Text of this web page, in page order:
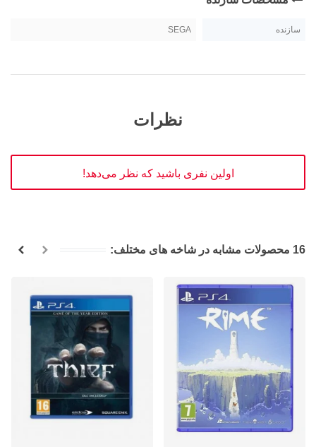
سازنده SEGA
نظرات
اولین نفری باشید که نظر می‌دهد!
16 محصولات مشابه در شاخه های مختلف: